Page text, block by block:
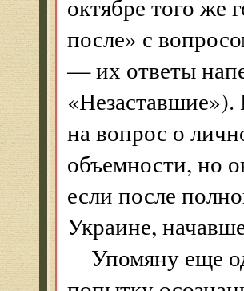
октябре того же
после» с
— их ответы
«Незаставшие»).
на вопрос о
объемности, но
если после
Украине,
Упомяну еще